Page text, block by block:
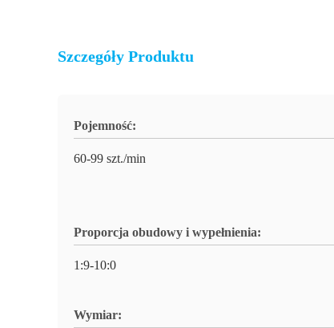
Szczegóły Produktu
Pojemność:
60-99 szt./min
Proporcja obudowy i wypełnienia:
1:9-10:0
Wymiar: